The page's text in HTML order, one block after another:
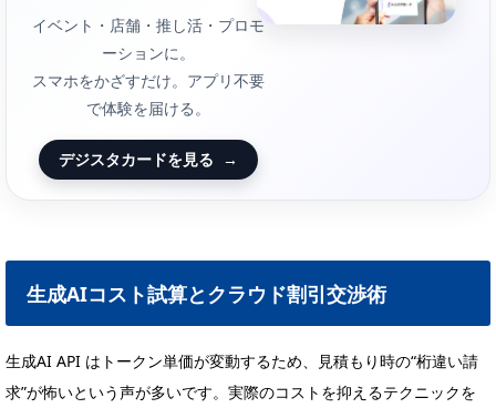
イベント・店舗・推し活・プロモ
ーションに。
スマホをかざすだけ。アプリ不要
で体験を届ける。
デジスタカードを見る →
生成AIコスト試算とクラウド割引交渉術
生成AI API はトークン単価が変動するため、見積もり時の“桁違い請
求”が怖いという声が多いです。実際のコストを抑えるテクニックを